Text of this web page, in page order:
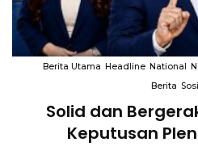
Berita Utama Headline National
Berita
Solid dan
Keputusan